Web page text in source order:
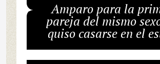
Amparo para la
pareja del mismo
quiso casarse en el